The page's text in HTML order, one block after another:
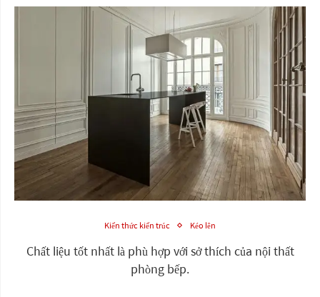
Kiến thức kiến trúc Kéo lên
Chất liệu tốt nhất là phù hợp với sở thích của nội thất
phòng bếp.